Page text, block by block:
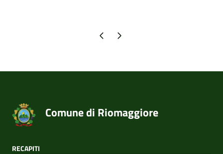
Pagina precedente
Pagina successiva
Comune di Riomaggiore
RECAPITI